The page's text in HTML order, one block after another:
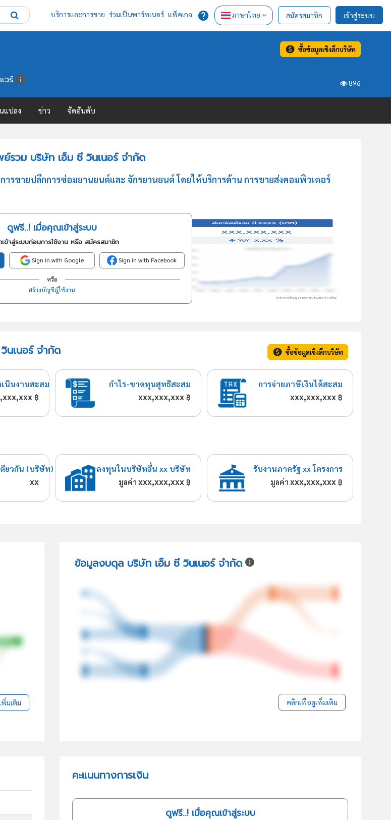
บริการและการขาย ร่วมเป็นพาร์ทเนอร์ แพ็คเกจ ภาษาไทย สมัครสมาชิก เข้าสู่ระบบ
ซื้อข้อมูลเชิงลึกบริษัท
896
วร์
แปลง ข่าว จัดอันดับ
ย์รวม บริษัท เอ็ม ซี วินเนอร์ จำกัด
รขายปลีกการซ่อมยานยนต์และ จักรยานยนต์ โดยให้บริการด้าน การขายส่งคอมพิวเตอร์
ดูฟรี..! เมื่อคุณเข้าสู่ระบบ
ข้าสู่ระบบก่อนการใช้งาน หรือ สมัครสมาชิก
Sign in with Google Sign in with Facebook
หรือ
สร้างบัญชีผู้ใช้งาน
นเนอร์ จำกัด ซื้อข้อมูลเชิงลึกบริษัท
นินงานสะสม
฿
กำไร-ขาดทุนสุทธิสะสม
xxx,xxx,xxx ฿
การจ่ายภาษีเงินได้สะสม
xxx,xxx,xxx ฿
ยวกัน (บริษัท)
xx
ลงทุนในบริษัทอื่น xx บริษัท
มูลค่าxxx,xxx,xxx ฿
รับงานภาครัฐ xx โครงการ
มูลค่าxxx,xxx,xxx ฿
มเติม
ข้อมูลงบดุล บริษัท เอ็ม ซี วินเนอร์ จำกัด
คลิกเพื่อดูเพิ่มเติม
คะแนนทางการเงิน
ดูฟรี..! เมื่อคุณเข้าสู่ระบบ